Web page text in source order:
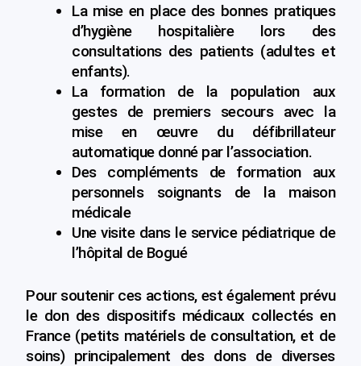
La mise en place des bonnes pratiques
d’hygiène hospitalière lors des
consultations des patients (adultes et
enfants).
La formation de la population aux
gestes de premiers secours avec la
mise en œuvre du défibrillateur
automatique donné par l’association.
Des compléments de formation aux
personnels soignants de la maison
médicale
Une visite dans le service pédiatrique de
l’hôpital de Bogué
Pour soutenir ces actions, est également prévu
le don des dispositifs médicaux collectés en
France (petits matériels de consultation, et de
soins) principalement des dons de diverses